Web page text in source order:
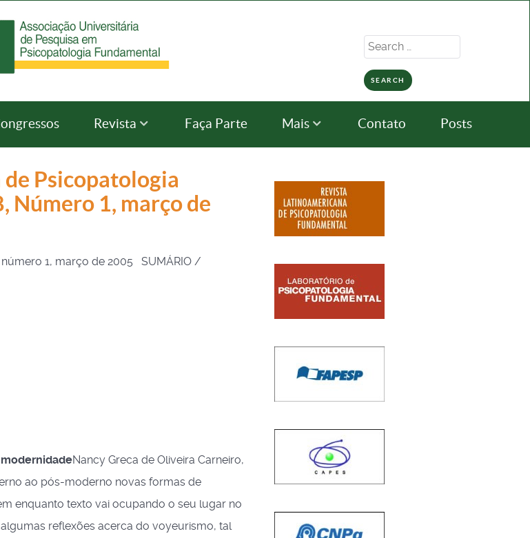
Search
for:
Revista Faça Parte Mais Contato Posts
Psicopatologia
Número 1, março de
1, março de 2005 SUMÁRIO /
Nancy Greca de Oliveira Carneiro,
ao pós-moderno novas formas de
enquanto texto vai ocupando o seu lugar no
reflexões acerca do voyeurismo, tal